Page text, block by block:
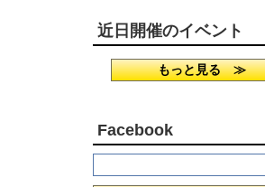
近日開催のイベント
もっと見る ≫
Facebook